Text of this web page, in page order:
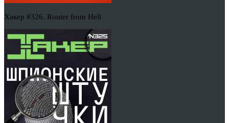
Хакер #326. Router from Hell